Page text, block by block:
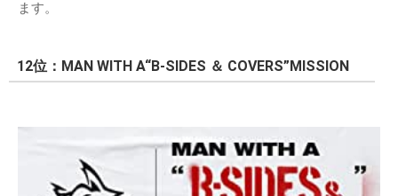
ます。
12位：MAN WITH A“B-SIDES ＆ COVERS”MISSION